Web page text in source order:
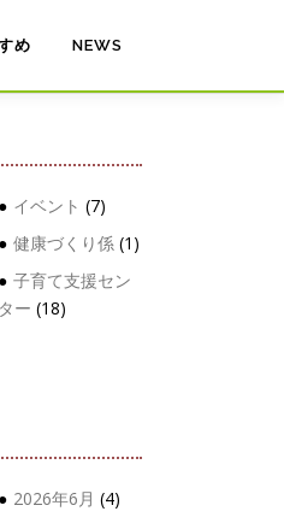
め NEWS
イベント (7)
健康づくり係 (1)
子育て支援セン
ター (18)
2026年6月 (4)